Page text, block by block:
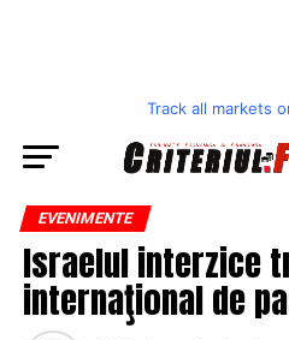
Track all markets
EVENIMENTE
Israelul interzice
internaţional de